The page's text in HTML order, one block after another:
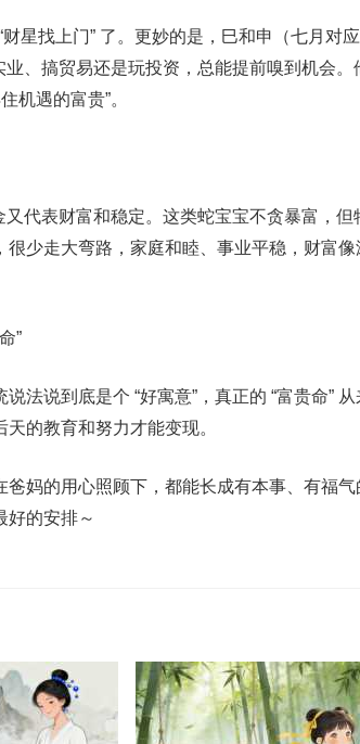
星找上门” 了。更妙的是，巳和申（七月对
、搞贸易还是玩投资，总能提前嗅到机会。
机遇的富贵”。
代表财富和稳定。这类蛇宝宝不贪暴富，但
少走大弯路，家庭和睦、事业平稳，财富像
”
法说到底是个 “好寓意”，真正的 “富贵命” 从
的教育和努力才能变现。
妈的用心照顾下，都能长成有本事、有福气
好的安排～